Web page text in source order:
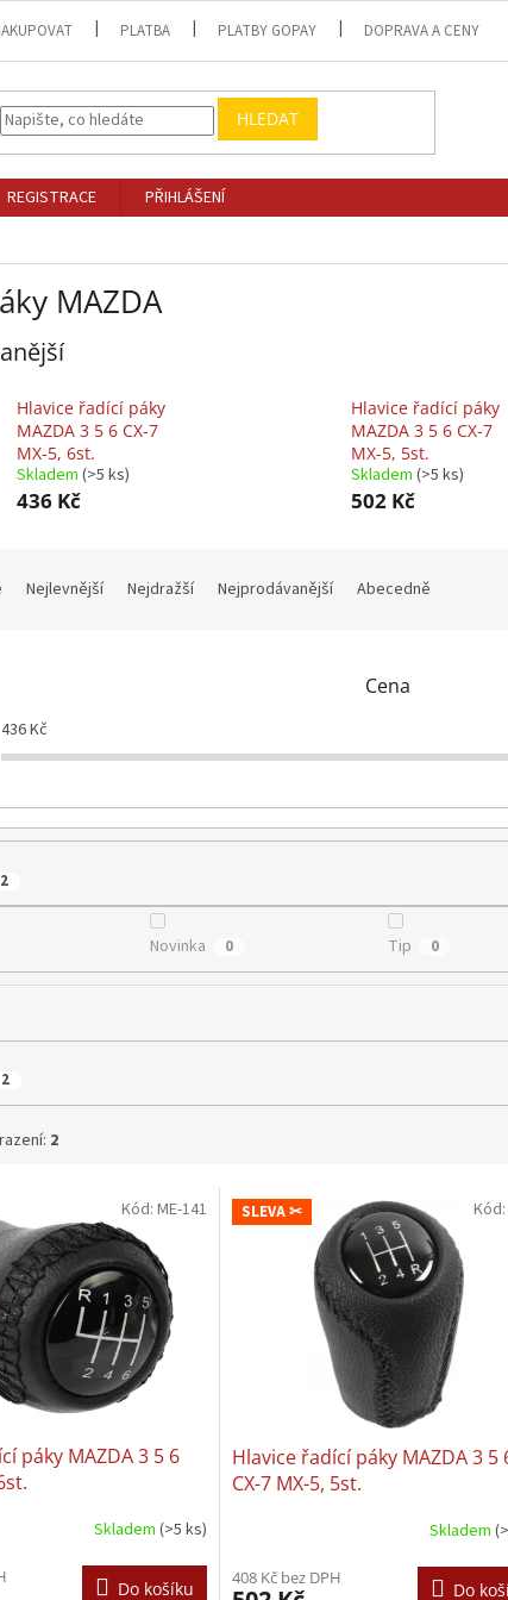
PLATBA PLATBY GOPAY DOPRAVA A CENY
HLEDAT
REGISTRACE
PŘIHLÁŠENÍ
MAZDA
Hlavice řadící páky
MAZDA 3 5 6 CX-7
MX-5, 6st.
Skladem (>5 ks)
436 Kč
Hlavice řadící páky
MAZDA 3 5 6 CX-7
MX-5, 5st.
Skladem (>5 ks)
502 Kč
Nejlevnější Nejdražší Nejprodávanější Abecedně
Cena
436Kč
2
Novinka 0 Tip 0
2
2
páky MAZDA 3 5 6
Skladem (>5 ks)
Do košíku
Kód: ME-141 SLEVA ✂
Hlavice řadící páky MAZDA 3 5
CX-7 MX-5, 5st.
Skladem
408 Kč bez DPH
Do
Kód: